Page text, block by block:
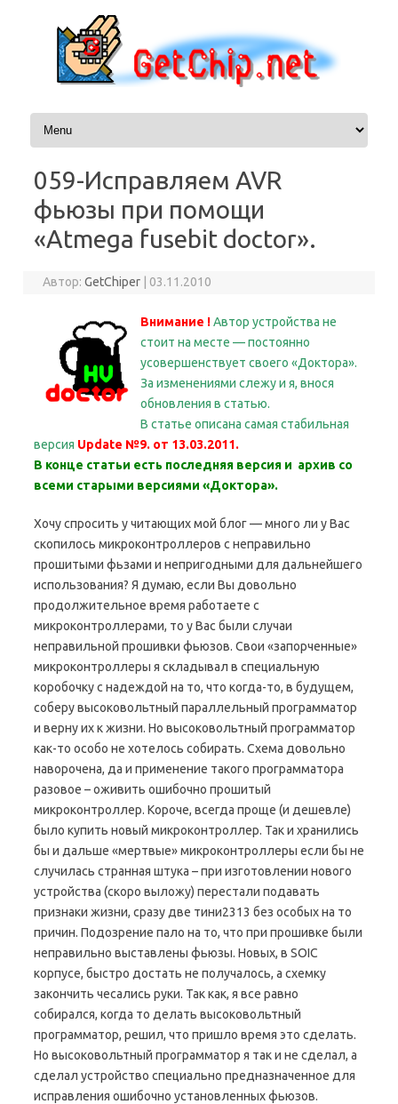
059-Исправляем AVR
фьюзы при помощи
«Atmega fusebit doctor».
Автор:GetChiper 03.11.2010
Внимание !Автор устройства не
стоит на месте — постоянно
усовершенствует своего «Доктора».
За изменениями слежу и я, внося
обновления в статью.
В статье описана самая стабильная
версия Update №9. от 13.03.2011.
В конце статьи есть последняя версия и архив со
всеми старыми версиями «Доктора».
Хочу спросить у читающих мой блог — много ли у Вас
скопилось микроконтроллеров с неправильно
прошитыми фьзами и непригодными для дальнейшего
использования? Я думаю, если Вы довольно
продолжительное время работаете с
микроконтроллерами, то у Вас были случаи
неправильной прошивки фьюзов. Свои «запорченные»
микроконтроллеры я складывал в специальную
коробочку с надеждой на то, что когда-то, в будущем,
соберу высоковольтный параллельный программатор
и верну их к жизни. Но высоковольтный программатор
как-то особо не хотелось собирать. Схема довольно
наворочена, да и применение такого программатора
разовое – оживить ошибочно прошитый
микроконтроллер. Короче, всегда проще (и дешевле)
было купить новый микроконтроллер. Так и хранились
бы и дальше «мертвые» микроконтроллеры если бы не
случилась странная штука – при изготовлении нового
устройства (скоро выложу) перестали подавать
признаки жизни, сразу две тини2313 без особых на то
причин. Подозрение пало на то, что при прошивке были
неправильно выставлены фьюзы. Новых, в SOIC
корпусе, быстро достать не получалось, а схемку
закончить чесались руки. Так как, я все равно
собирался, когда то делать высоковольтный
программатор, решил, что пришло время это сделать.
Но высоковольтный программатор я так и не сделал, а
сделал устройство специально предназначенное для
исправления ошибочно установленных фьюзов.